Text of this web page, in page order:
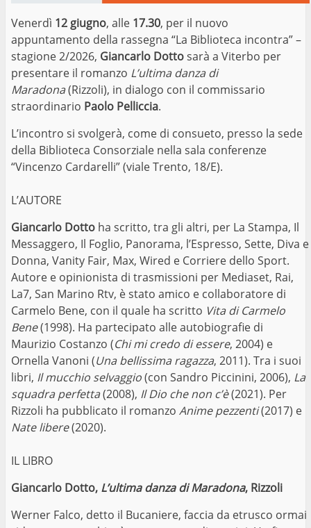
Venerdì 12 giugno, alle 17.30, per il nuovo
appuntamento della rassegna “La Biblioteca incontra” –
stagione 2/2026, Giancarlo Dottosarà a Viterbo per
presentare il romanzo L’ultima danza di
Maradona(Rizzoli), in dialogo con il commissario
straordinario Paolo Pelliccia.
L’incontro si svolgerà, come di consueto, presso la sede
della Biblioteca Consorziale nella sala conferenze
“Vincenzo Cardarelli” (viale Trento, 18/E).
L’AUTORE
Giancarlo Dotto ha scritto, tra gli altri, per La Stampa, Il
Messaggero, Il Foglio, Panorama, l’Espresso, Sette, Diva e
Donna, Vanity Fair, Max, Wired e Corriere dello Sport.
Autore e opinionista di trasmissioni per Mediaset, Rai,
La7, San Marino Rtv, è stato amico e collaboratore di
Carmelo Bene, con il quale ha scritto Vita di Carmelo
Bene(1998). Ha partecipato alle autobiografie di
Maurizio Costanzo (Chi mi credo di essere, 2004) e
Ornella Vanoni (Una bellissima ragazza, 2011). Tra i suoi
libri, Il mucchio selvaggio(con Sandro Piccinini, 2006), La
squadra perfetta(2008), Il Dio che non c’è(2021). Per
Rizzoli ha pubblicato il romanzo Anime pezzenti(2017) e
Nate libere(2020).
IL LIBRO
Giancarlo Dotto, L’ultima danza di Maradona, Rizzoli
Werner Falco, detto il Bucaniere, faccia da etrusco ormai